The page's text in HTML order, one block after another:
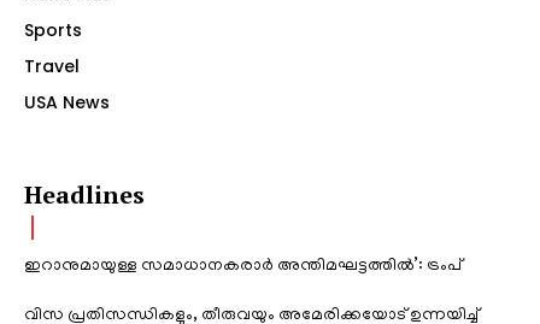
Sports
Travel
USA News
Headlines
ഇറാനുമായുള്ള സമാധാനകരാർ അന്തിമഘട്ടത്തിൽ‌’: ട്രംപ്
വിസ പ്രതിസന്ധികളും, തീരുവയും അമേരിക്കയോട് ഉന്നയിച്ച്